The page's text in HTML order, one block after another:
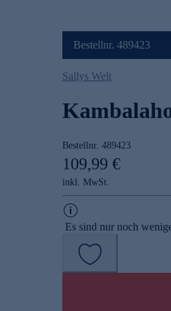
Bestellnr. 489423
Sallys Welt
Bestellnr. 489423
109,99 €
inkl. MwSt.
Es sind nur noch